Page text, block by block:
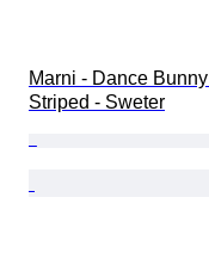
Marni - Dance Bunny
Striped - Sweter